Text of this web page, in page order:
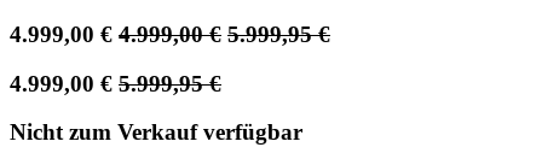
4.999,00 € 4.999,00€ 5.999,95€
4.999,00 € 5.999,95€
Nicht zum Verkauf verfügbar